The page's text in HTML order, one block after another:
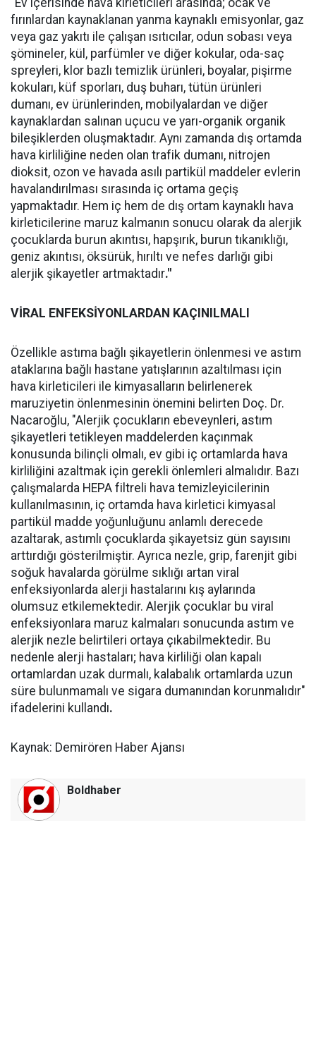
"Ev içerisinde hava kirleticileri arasında; ocak ve
fırınlardan kaynaklanan yanma kaynaklı emisyonlar, gaz
veya gaz yakıtı ile çalışan ısıtıcılar, odun sobası veya
şömineler, kül, parfümler ve diğer kokular, oda-saç
spreyleri, klor bazlı temizlik ürünleri, boyalar, pişirme
kokuları, küf sporları, duş buharı, tütün ürünleri
dumanı, ev ürünlerinden, mobilyalardan ve diğer
kaynaklardan salınan uçucu ve yarı-organik organik
bileşiklerden oluşmaktadır. Aynı zamanda dış ortamda
hava kirliliğine neden olan trafik dumanı, nitrojen
dioksit, ozon ve havada asılı partikül maddeler evlerin
havalandırılması sırasında iç ortama geçiş
yapmaktadır. Hem iç hem de dış ortam kaynaklı hava
kirleticilerine maruz kalmanın sonucu olarak da alerjik
çocuklarda burun akıntısı, hapşırık, burun tıkanıklığı,
geniz akıntısı, öksürük, hırıltı ve nefes darlığı gibi
alerjik şikayetler artmaktadır."
VİRAL ENFEKSİYONLARDAN KAÇINILMALI
Özellikle astıma bağlı şikayetlerin önlenmesi ve astım
ataklarına bağlı hastane yatışlarının azaltılması için
hava kirleticileri ile kimyasalların belirlenerek
maruziyetin önlenmesinin önemini belirten Doç. Dr.
Nacaroğlu, "Alerjik çocukların ebeveynleri, astım
şikayetleri tetikleyen maddelerden kaçınmak
konusunda bilinçli olmalı, ev gibi iç ortamlarda hava
kirliliğini azaltmak için gerekli önlemleri almalıdır. Bazı
çalışmalarda HEPA filtreli hava temizleyicilerinin
kullanılmasının, iç ortamda hava kirletici kimyasal
partikül madde yoğunluğunu anlamlı derecede
azaltarak, astımlı çocuklarda şikayetsiz gün sayısını
arttırdığı gösterilmiştir. Ayrıca nezle, grip, farenjit gibi
soğuk havalarda görülme sıklığı artan viral
enfeksiyonlarda alerji hastalarını kış aylarında
olumsuz etkilemektedir. Alerjik çocuklar bu viral
enfeksiyonlara maruz kalmaları sonucunda astım ve
alerjik nezle belirtileri ortaya çıkabilmektedir. Bu
nedenle alerji hastaları; hava kirliliği olan kapalı
ortamlardan uzak durmalı, kalabalık ortamlarda uzun
süre bulunmamalı ve sigara dumanından korunmalıdır"
ifadelerini kullandı.
Kaynak: Demirören Haber Ajansı
Boldhaber